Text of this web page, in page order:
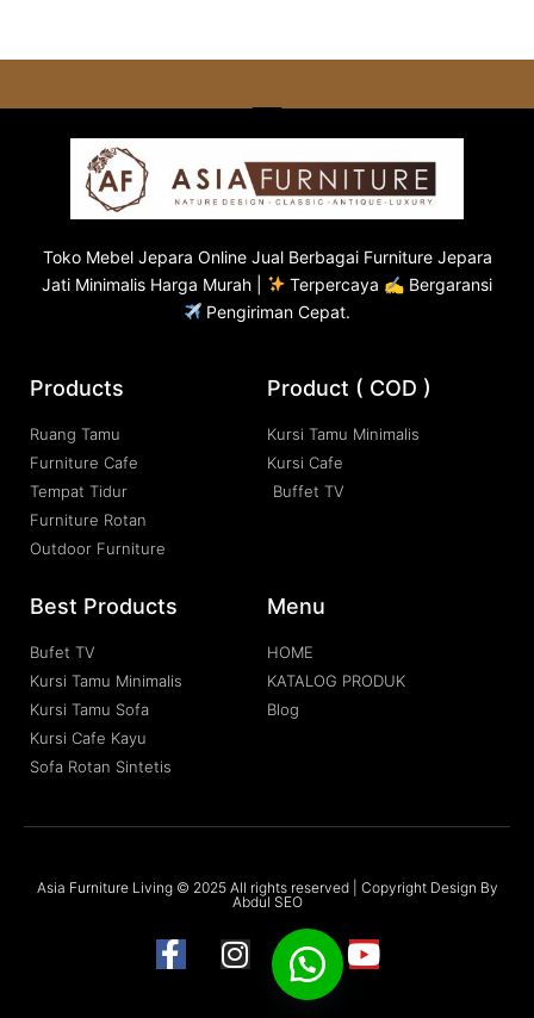
Toko Mebel Jepara Online Jual Berbagai Furniture Jepara
Jati Minimalis Harga Murah |
Terpercaya ✍ Bergaransi
Pengiriman Cepat.
Products
Ruang Tamu
Furniture Cafe
Tempat Tidur
Furniture Rotan
Outdoor Furniture
Product ( COD )
Kursi Tamu Minimalis
Kursi Cafe
Buffet TV
Best Products
Bufet TV
Kursi Tamu Minimalis
Kursi Tamu Sofa
Kursi Cafe Kayu
Sofa Rotan Sintetis
Menu
HOME
KATALOG PRODUK
Blog
Asia Furniture Living © 2025 All rights reserved | Copyright Design By
Abdul SEO